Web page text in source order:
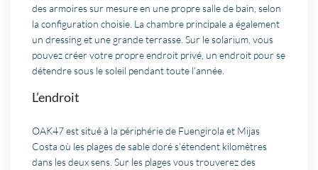
des armoires sur mesure en une propre salle de bain, selon
la configuration choisie. La chambre principale a également
un dressing et une grande terrasse. Sur le solarium, vous
pouvez créer votre propre endroit privé, un endroit pour se
détendre sous le soleil pendant toute l’année.
L’endroit
OAK47 est situé à la périphérie de Fuengirola et Mijas
Costa où les plages de sable doré s’étendent kilomètres
dans les deux sens. Sur les plages vous trouverez des